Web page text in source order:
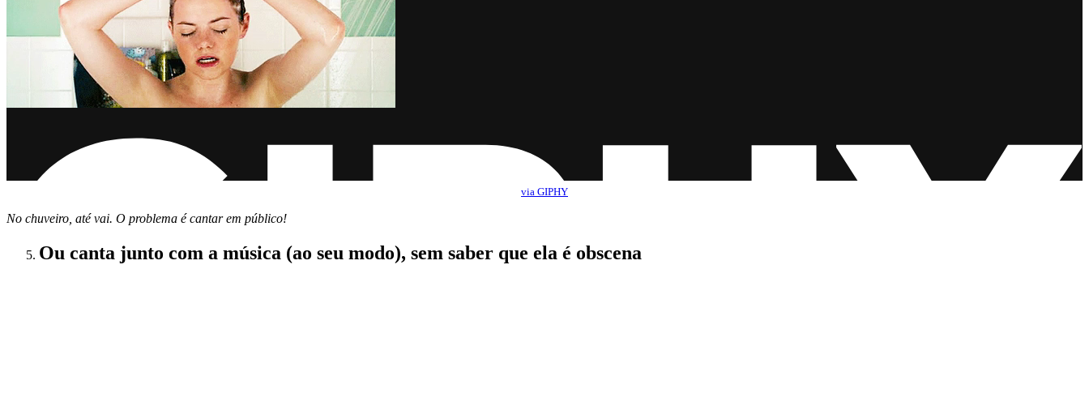
via GIPHY
No chuveiro, até vai. O problema é cantar em público!
Ou canta junto com a música (ao seu modo), sem saber que ela é obscena